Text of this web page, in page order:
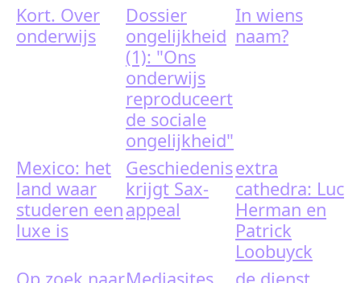
Kort. Over
onderwijs
Dossier
ongelijkheid
(1): "Ons
onderwijs
reproduceert
de sociale
ongelijkheid"
In wiens
naam?
Mexico: het
land waar
studeren een
luxe is
Geschiedenis
krijgt Sax-
appeal
extra
cathedra: Luc
Herman en
Patrick
Loobuyck